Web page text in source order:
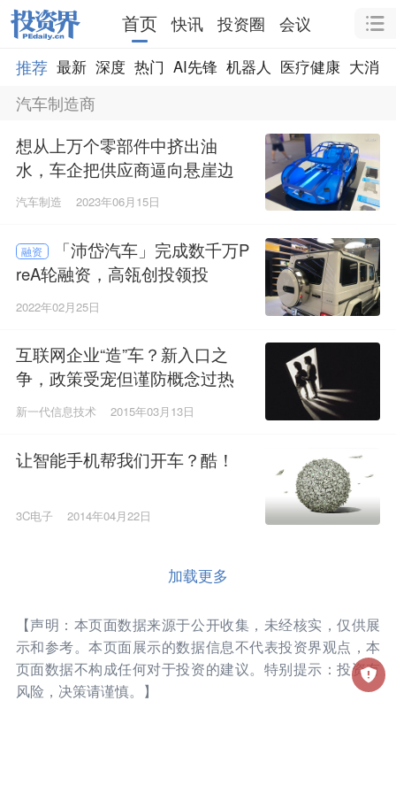
首页 快讯 投资圈
会议
推荐 最新 深度 热门 AI先锋 机器人 医疗健康 大消费
汽车制造商
想从上万个零部件中挤出油
水，车企把供应商逼向悬崖边
缘
汽车制造 2023年06月15日
融资
「沛岱汽车」完成数千万P
reA轮融资，高瓴创投领投
2022年02月25日
互联网企业“造”车？新入口之
争，政策受宠但谨防概念过热
新一代信息技术 2015年03月13日
让智能手机帮我们开车？酷！
3C电子 2014年04月22日
加载更多
【声明：本页面数据来源于公开收集，未经核实，仅供展
示和参考。本页面展示的数据信息不代表投资界观点，本
页面数据不构成任何对于投资的建议。特别提示：投资有
风险，决策请谨慎。】